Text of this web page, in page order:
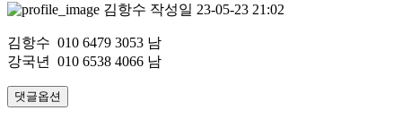
김항수 작성일 23-05-23 21:02
김항수 010 6479 3053 남
강국년 010 6538 4066 남
댓글옵션